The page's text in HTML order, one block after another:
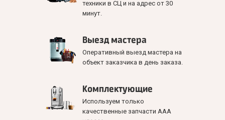
техники в СЦ и на адрес от 30
минут.
Выезд мастера
Оперативный выезд мастера на
объект заказчика в день заказа.
Комплектующие
Используем только
качественные запчасти ААА